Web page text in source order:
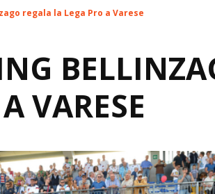
regala la Lega Pro a Varese
VARESE